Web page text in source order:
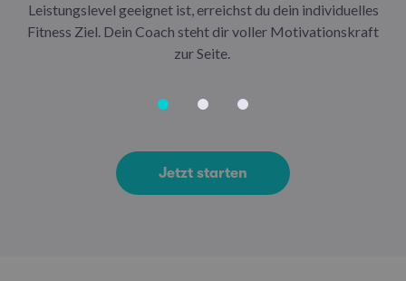
Leistungslevel geeignet ist, erreichst du dein individuelles
Fitness Ziel. Dein Coach steht dir voller Motivationskraft
zur Seite.
Jetzt starten